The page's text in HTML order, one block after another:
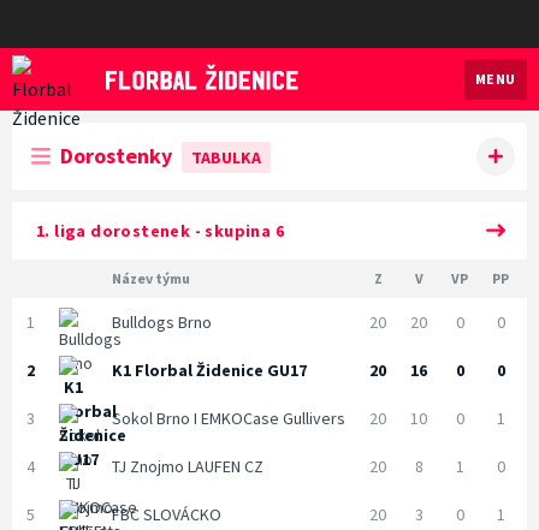
Florbal Židenice
MENU
Dorostenky TABULKA
1. liga dorostenek - skupina 6
Název týmu Z V VP PP
1 Bulldogs Brno 20 20 0 0
2 K1 Florbal Židenice GU17 20 16 0 0
3 Sokol Brno I EMKOCase Gullivers 20 10 0 1
4 TJ Znojmo LAUFEN CZ 20 8 1 0
5 FBC SLOVÁCKO 20 3 0 1